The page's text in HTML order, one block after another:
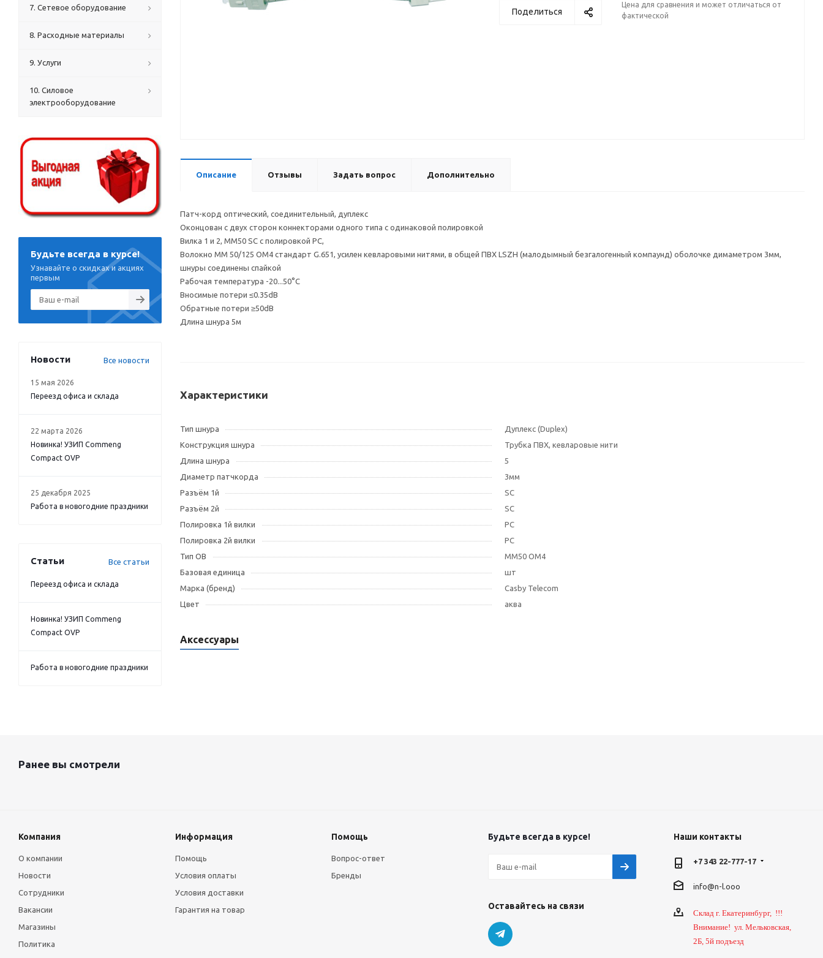
Поделиться
Цена для сравнения и может отличаться от
фактической
Описание Отзывы Задать вопрос Дополнительно
Патч-корд оптический, соединительный, дуплекс
Оконцован с двух сторон коннекторами одного типа с одинаковой полировкой
Вилка 1 и 2, MM50 SC с полировкой PC,
Волокно MM 50/125 OM4 стандарт G.651, усилен кевларовыми нитями, в общей ПВХ LSZH (малодымный безгалогенный компаунд) оболочке димаметром 3мм,
шнуры соединены спайкой
Рабочая температура -20...50°С
Вносимые потери ≤0.35dB
Обратные потери ≥50dB
Длина шнура 5м
Характеристики
Тип шнура
Дуплекс (Duplex)
Конструкция шнура
Трубка ПВХ, кевларовые нити
Длина шнура
5
Диаметр патчкорда
3мм
Разъём 1й
SC
Разъём 2й
SC
Полировка 1й вилки
PC
Полировка 2й вилки
PC
Тип OB
MM50 ОМ4
Базовая единица
шт
Марка (бренд)
Casby Telecom
Цвет
аква
Аксессуары
7. Сетевое оборудование
8. Расходные материалы
9. Услуги
10. Силовое
электрооборудование
Будьте всегда в курсе!
Узнавайте о скидках и акциях
первым
Новости Все новости
15 мая 2026
Переезд офиса и склада
22 марта 2026
Новинка! УЗИП Commeng
Compact OVP
25 декабря 2025
Работа в новогодние праздники
Статьи Все статьи
Переезд офиса и склада
Новинка! УЗИП Commeng
Compact OVP
Работа в новогодние праздники
Ранее вы смотрели
Компания
О компании
Новости
Сотрудники
Вакансии
Магазины
Политика
Информация
Помощь
Условия оплаты
Условия доставки
Гарантия на товар
Помощь
Вопрос-ответ
Бренды
Будьте всегда в курсе!
Оставайтесь на связи
Наши контакты
+7 343 22-777-17
info@n-l.ooo
Склад г. Екатеринбург, !!!
Внимание! ул. Мельковская,
2Б, 5й подъезд